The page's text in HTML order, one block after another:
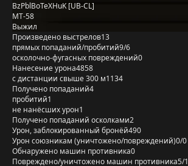
BzPblBoTeXHuK [UB-CL]
MT-58
Выжил
Произведено выстрелов13
прямых попаданий/пробитий9/6
осколочно-фугасных повреждений0
Нанесение урона4858
с дистанции свыше 300 м1134
Получено попаданий4
пробитий1
не нанёсших урон1
Получено попаданий осколками2
Урон, заблокированный бронёй490
Урон союзникам (уничтожено/повреждений)0/0
Обнаружено машин противника0
Повреждено/уничтожено машин противника5/1